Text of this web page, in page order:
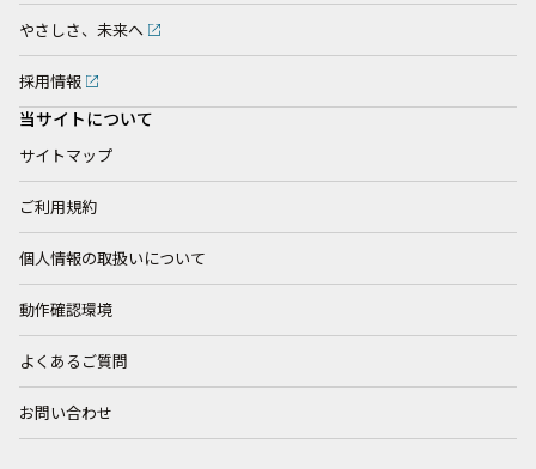
やさしさ、未来へ
採用情報
当サイトについて
サイトマップ
ご利用規約
個人情報の取扱いについて
動作確認環境
よくあるご質問
お問い合わせ